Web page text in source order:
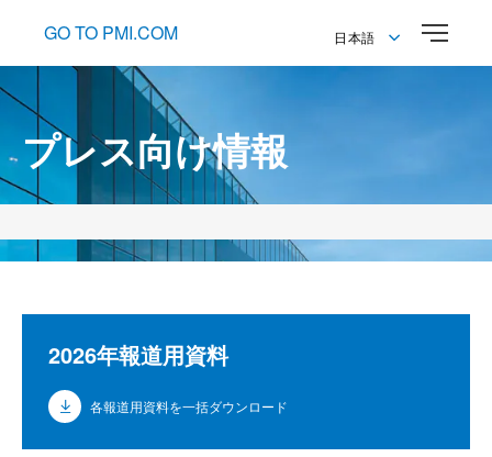
GO TO PMI.COM
日本語
プレス向け情報
2026年報道用資料
各報道用資料を一括ダウンロード